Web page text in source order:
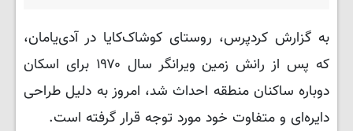
به گزارش کردپرس، روستای کوشاک‌کایا در آدی‌یامان،
که پس از رانش زمین ویرانگر سال ۱۹۷۰ برای اسکان
دوباره ساکنان منطقه احداث شد، امروز به دلیل طراحی
دایره‌ای و متفاوت خود مورد توجه قرار گرفته است.